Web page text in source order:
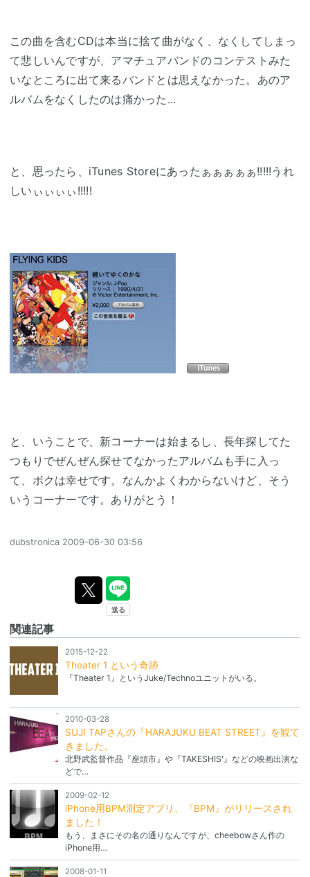
この曲を含むCDは本当に捨て曲がなく、なくしてしまっ
て悲しいんですが、アマチュアバンドのコンテストみた
いなところに出て来るバンドとは思えなかった。あのア
ルバムをなくしたのは痛かった...
と、思ったら、iTunes Storeにあったぁぁぁぁぁ!!!!!うれ
しいぃぃぃぃ!!!!!
と、いうことで、新コーナーは始まるし、長年探してた
つもりでぜんぜん探せてなかったアルバムも手に入っ
て、ボクは幸せです。なんかよくわからないけど、そう
いうコーナーです。ありがとう！
dubstronica 2009-06-30 03:56
関連記事
2015-12-22
Theater 1 という奇跡
『Theater 1』というJuke/Technoユニットがいる。
2010-03-28
SUJI TAPさんの『HARAJUKU BEAT STREET』を観て
きました。
北野武監督作品『座頭市』や『TAKESHIS'』などの映画出演な
どで…
2009-02-12
iPhone用BPM測定アプリ、『BPM』がリリースされ
ました！
もう、まさにその名の通りなんですが、cheebowさん作の
iPhone用…
2008-01-11